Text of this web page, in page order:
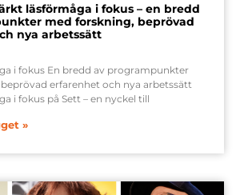
läsförmåga i fokus – en bredd
med forskning, beprövad
nya arbetssätt
i fokus En bredd av programpunkter
erfarenhet och nya arbetssätt
i fokus på Sett – en nyckel till
»